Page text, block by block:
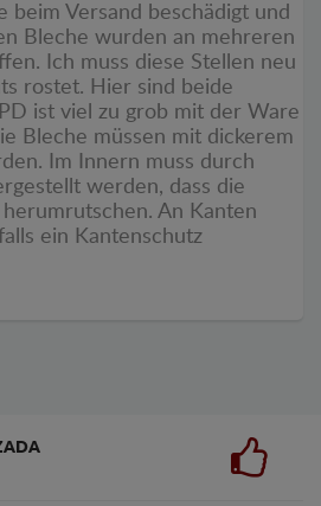
beim Versand beschädigt und
Bleche wurden an mehreren
Ich muss diese Stellen neu
rostet. Hier sind beide
ist viel zu grob mit der Ware
Bleche müssen mit dickerem
Im Innern muss durch
werden, dass die
An Kanten
ein Kantenschutz